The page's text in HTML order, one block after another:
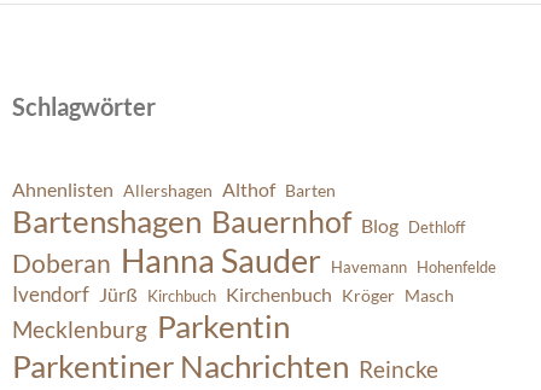
Schlagwörter
Ahnenlisten Allershagen Althof Barten
Bartenshagen Bauernhof Blog Dethloff
Doberan Hanna Sauder Havemann Hohenfelde
Ivendorf Jürß Kirchbuch Kirchenbuch Kröger Masch
Mecklenburg Parkentin
Parkentiner Nachrichten Reincke